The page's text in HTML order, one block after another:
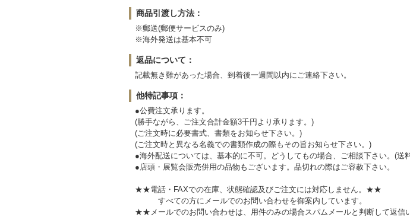
商品引渡し方法：
※郵送(郵便サービスのみ)
※海外発送は基本不可
返品について：
記載無き難があった場合、到着後一週間以内にご連絡下さい。
他特記事項：
●公費注文承ります。
(勝手ながら、ご注文合計金額3千円より承ります。)
(ご注文時に必要書式、書類をお知らせ下さい。)
(ご注文時と異なる名義での書類作成の際もその旨お知らせ下さい。)
●海外配送については、基本的に不可。どうしてもの場合、ご相談下さい。(送
●店頭・展覧会販売併用の品物もございます。品切れの際はご容赦下さい。
★★電話・FAXでの在庫、状態確認及びご注文には対応しません。★★
すべての方にメールでのお問い合わせを御案内しています。
★★メールでのお問い合わせは、用件のみの場合スパムメールと判断して返